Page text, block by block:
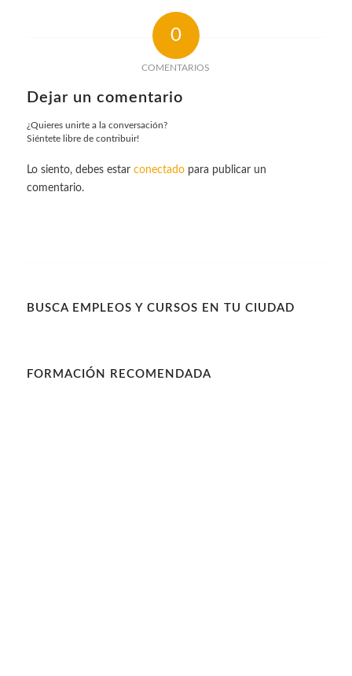
0
COMENTARIOS
Dejar un comentario
¿Quieres unirte a la conversación?
Siéntete libre de contribuir!
Lo siento, debes estar conectadopara publicar un
comentario.
BUSCA EMPLEOS Y CURSOS EN TU CIUDAD
FORMACIÓN RECOMENDADA